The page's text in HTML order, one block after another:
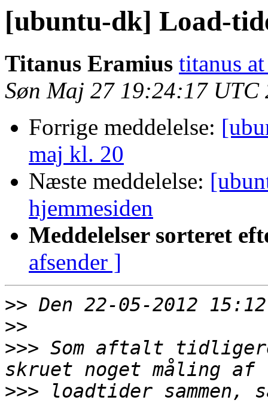
[ubuntu-dk] Load-
Titanus Eramius titanus
Søn Maj 27 19:24:17 UTC
Forrige meddelelse:
maj kl. 20
Næste meddelelse:
hjemmesiden
Meddelelser sorteret
afsender ]
>>
>>
>>> Som aftalt
>>> loadtider sammen,